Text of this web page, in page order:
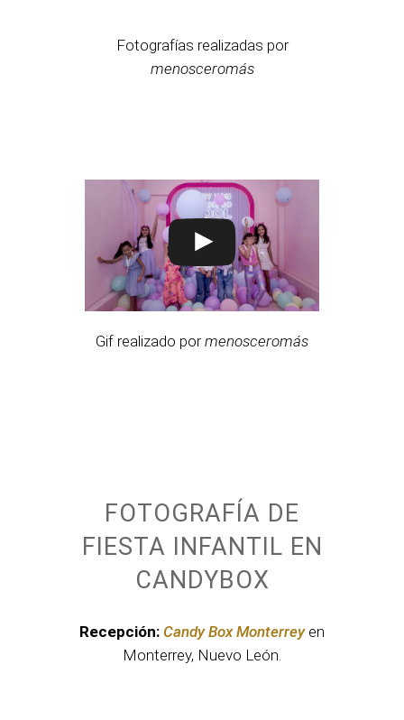
Fotografías realizadas por
menosceromás
Gif realizado pormenosceromás
FOTOGRAFÍA DE
FIESTA INFANTIL EN
CANDYBOX
Recepción: Candy Box Monterreyen
Monterrey, Nuevo León.